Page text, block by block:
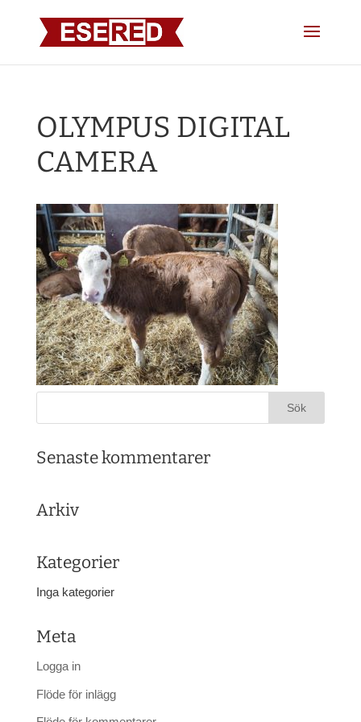
OLYMPUS DIGITAL
CAMERA
Senaste kommentarer
Arkiv
Kategorier
Inga kategorier
Meta
Logga in
Flöde för inlägg